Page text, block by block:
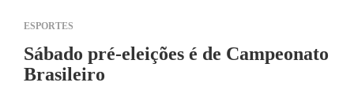
ESPORTES
Sábado pré-eleições é de Campeonato
Brasileiro